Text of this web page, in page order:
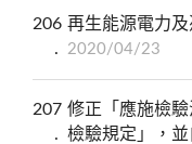
206 再生能源電力
2020/04/23
207 修正「應施檢
檢驗規定」，並